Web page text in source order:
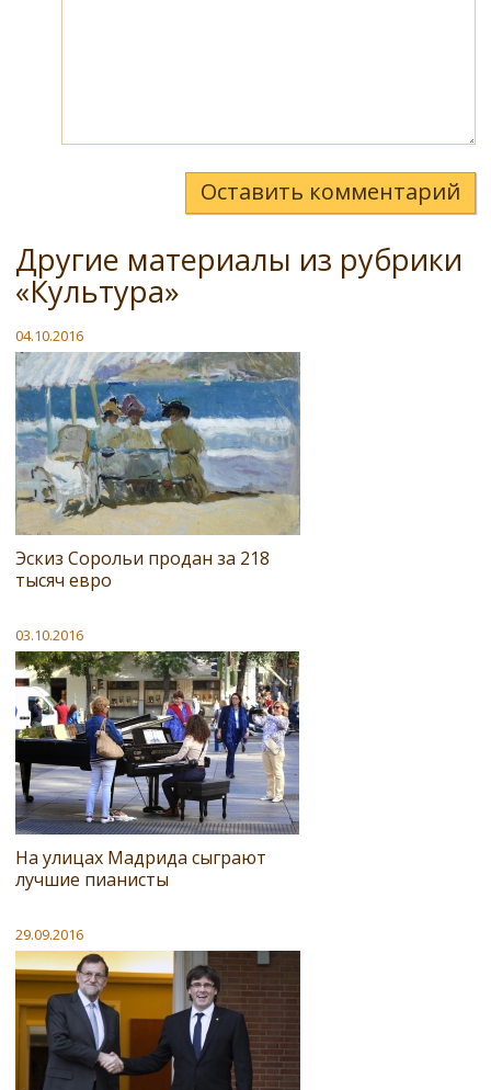
Оставить комментарий
Другие материалы из рубрики
«Культура»
04.10.2016
Эскиз Сорольи продан за 218
тысяч евро
03.10.2016
На улицах Мадрида сыграют
лучшие пианисты
29.09.2016